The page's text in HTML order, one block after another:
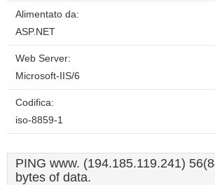
Alimentato da:
ASP.NET
Web Server:
Microsoft-IIS/6
Codifica:
iso-8859-1
PING www. (194.185.119.241)
bytes of data.